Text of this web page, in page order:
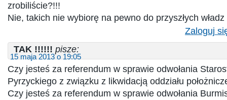
zrobiliście?!!!
Nie, takich nie wybiorę na pewno do przyszłych
Zaloguj
TAK !!!!!! pisze:
15 maja 2013 o 19:05
Czy jesteś za referendum w sprawie odwołania
Pyrzyckiego z związku z likwidacją oddziału
Czy jesteś za referendum w sprawie odwołania